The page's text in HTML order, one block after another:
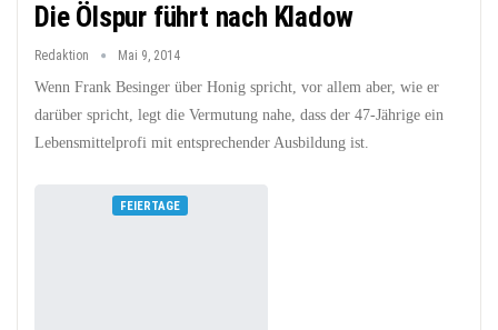
Die Ölspur führt nach Kladow
Redaktion Mai 9, 2014
Wenn Frank Besinger über Honig spricht, vor allem aber, wie er
darüber spricht, legt die Vermutung nahe, dass der 47-Jährige ein
Lebensmittelprofi mit entsprechender Ausbildung ist.
FEIERTAGE